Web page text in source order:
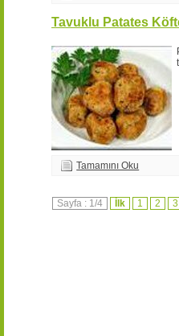
Tavuklu Patates
Tamamını Oku
Sayfa : 1/4 İlk 1 2 3